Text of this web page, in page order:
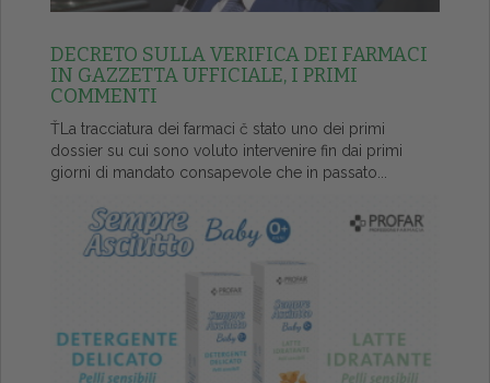
DECRETO SULLA VERIFICA DEI FARMACI
IN GAZZETTA UFFICIALE, I PRIMI
COMMENTI
ŤLa tracciatura dei farmaci č stato uno dei primi
dossier su cui sono voluto intervenire fin dai primi
giorni di mandato consapevole che in passato...